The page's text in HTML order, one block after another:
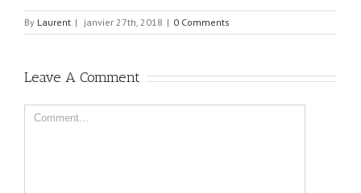
By Laurent | janvier 27th, 2018 | 0 Comments
Leave A Comment
Comment